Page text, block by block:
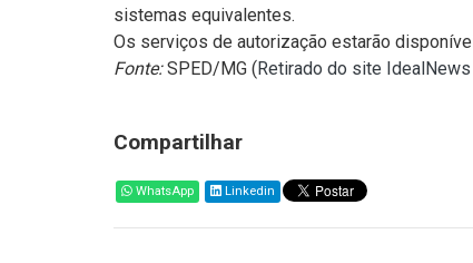
sistemas equivalentes.
Os serviços de autorização estarão
Fonte:SPED/MG (Retirado do site
Compartilhar
WhatsApp Linkedin